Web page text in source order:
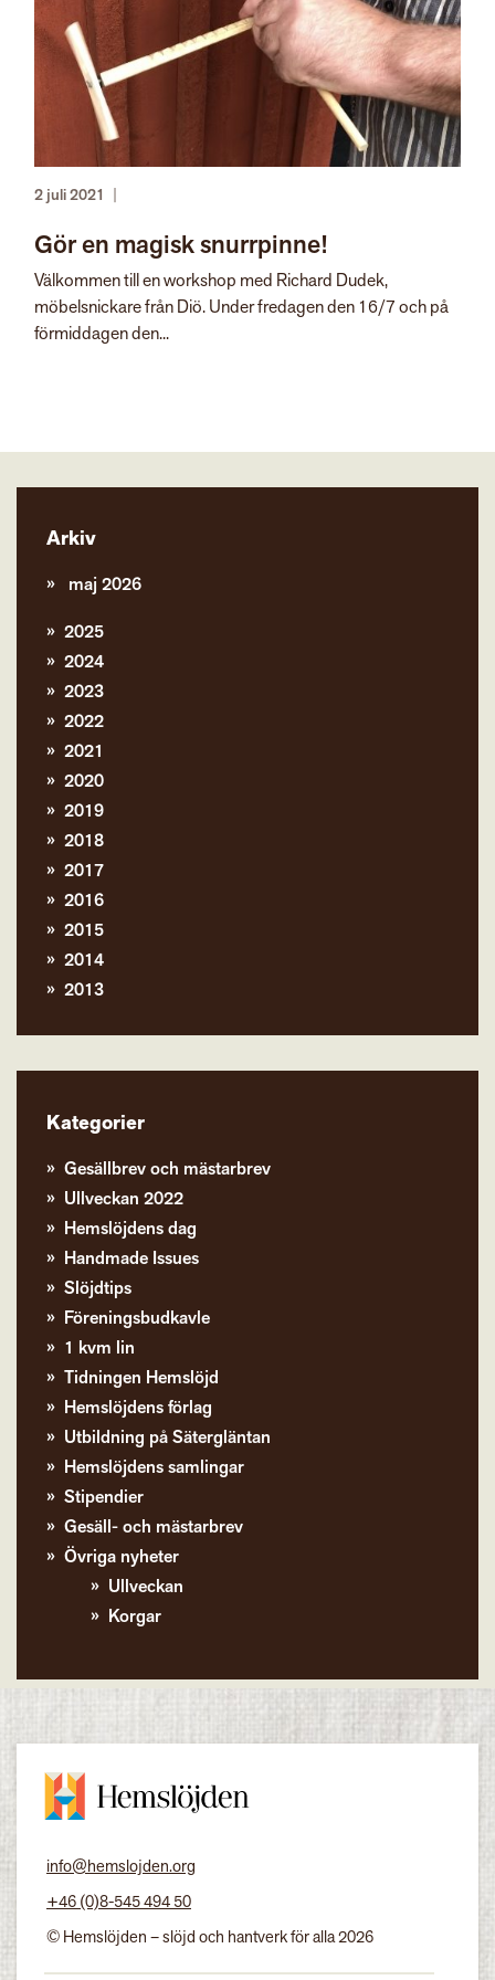
2 juli 2021 |
Gör en magisk snurrpinne!
Välkommen till en workshop med Richard Dudek,
möbelsnickare från Diö. Under fredagen den 16/7 och på
förmiddagen den...
Arkiv
maj 2026
2025
2024
2023
2022
2021
2020
2019
2018
2017
2016
2015
2014
2013
Kategorier
Gesällbrev och mästarbrev
Ullveckan 2022
Hemslöjdens dag
Handmade Issues
Slöjdtips
Föreningsbudkavle
1 kvm lin
Tidningen Hemslöjd
Hemslöjdens förlag
Utbildning på Sätergläntan
Hemslöjdens samlingar
Stipendier
Gesäll- och mästarbrev
Övriga nyheter
Ullveckan
Korgar
info@hemslojden.org
+46 (0)8-545 494 50
© Hemslöjden – slöjd och hantverk för alla 2026